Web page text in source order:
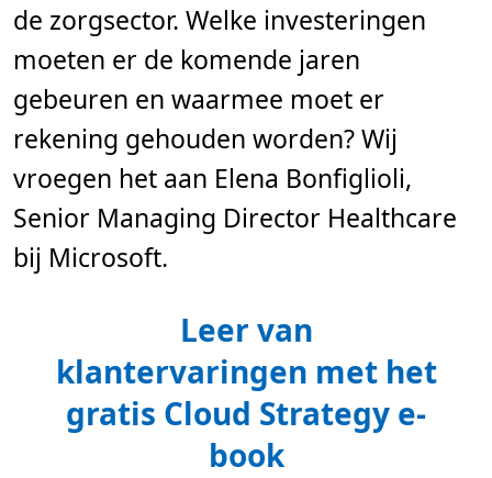
d
,
m
n
.
de zorgsector. Welke investeringen
moeten er de komende jaren
gebeuren en waarmee moet er
rekening gehouden worden? Wij
vroegen het aan Elena Bonfiglioli,
Senior Managing Director Healthcare
bij Microsoft.
Leer van
klantervaringen met het
gratis Cloud Strategy e-
book